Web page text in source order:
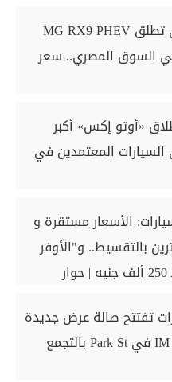
المنصور أم جي تطلق MG RX9 PHEV
في السوق المصري.. سعر
«أوتو إكس» أكبر
المعتمدين في
الأسعار مستقرة و
بالتقسيط.. و"الأوفر
تفتتح صالة عرض جديدة
لعلامة IM Motors في Park St بالتجمع